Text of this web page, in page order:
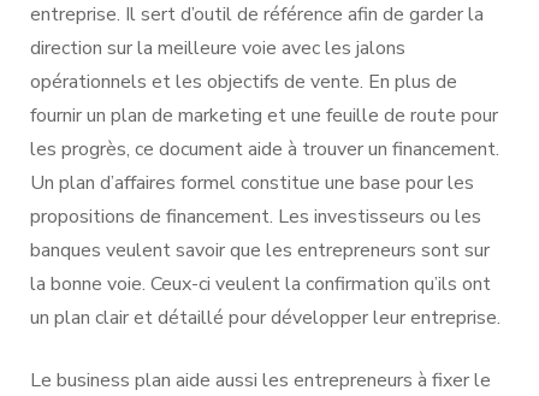
entreprise. Il sert d’outil de référence afin de garder la
direction sur la meilleure voie avec les jalons
opérationnels et les objectifs de vente. En plus de
fournir un plan de marketing et une feuille de route pour
les progrès, ce document aide à trouver un financement.
Un plan d’affaires formel constitue une base pour les
propositions de financement. Les investisseurs ou les
banques veulent savoir que les entrepreneurs sont sur
la bonne voie. Ceux-ci veulent la confirmation qu’ils ont
un plan clair et détaillé pour développer leur entreprise.
Le business plan aide aussi les entrepreneurs à fixer le